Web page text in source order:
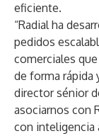
eficiente.
“Radial ha
pedidos
comerciales
de forma rápida
director sénior
asociarnos con
con inteligencia